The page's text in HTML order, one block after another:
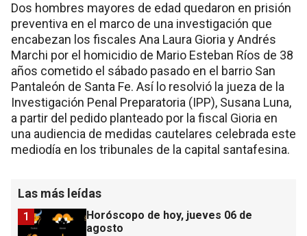
Dos hombres mayores de edad quedaron en prisión
preventiva en el marco de una investigación que
encabezan los fiscales Ana Laura Gioria y Andrés
Marchi por el homicidio de Mario Esteban Ríos de 38
años cometido el sábado pasado en el barrio San
Pantaleón de Santa Fe. Así lo resolvió la jueza de la
Investigación Penal Preparatoria (IPP), Susana Luna,
a partir del pedido planteado por la fiscal Gioria en
una audiencia de medidas cautelares celebrada este
mediodía en los tribunales de la capital santafesina.
Las más leídas
Horóscopo de hoy, jueves 06 de
agosto
1